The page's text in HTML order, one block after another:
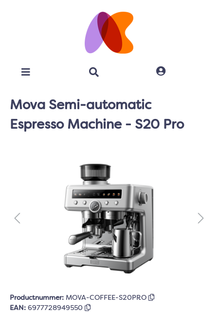
Mova Semi-automatic
Espresso Machine - S20 Pro
Productnummer: MOVA-COFFEE-S20PRO
EAN: 6977728949550